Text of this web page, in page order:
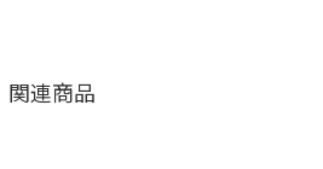
関連商品